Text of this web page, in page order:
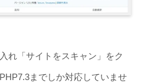
れ「サイトをスキャン」をク
までしか対応していませ